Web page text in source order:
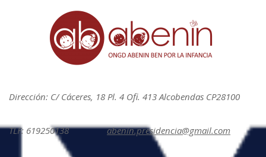
Dirección: C/ Cáceres, 18 Pl. 4 Ofi. 413 Alcobendas CP28100
TLF: 619250138abenin.presidencia@gmail.com